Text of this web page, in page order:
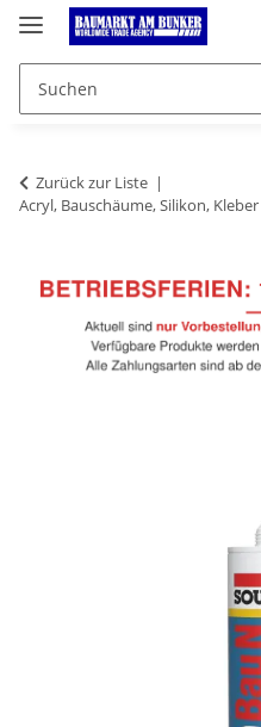
Zurück zur Liste
Acryl, Bauschäume, Silikon,